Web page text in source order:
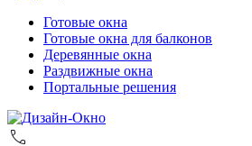
Готовые окна
Готовые окна для балконов
Деревянные окна
Раздвижные окна
Портальные решения